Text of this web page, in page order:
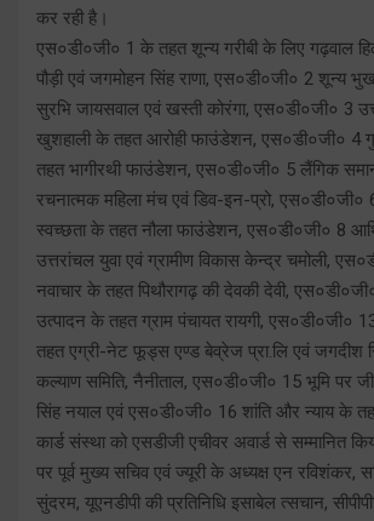
कर रही है।
एस०डी०जी० 1 के तहत शून्य गरीबी के लिए गढ़वाल
पौड़ी एवं जगमोहन सिंह राणा, एस०डी०जी० 2 शून्य
सुरभि जायसवाल एवं खस्ती कोरंगा, एस०डी०जी० 3
खुशहाली के तहत आरोही फाउंडेशन, एस०डी०जी० 4
तहत भागीरथी फाउंडेशन, एस०डी०जी० 5 लैंगिक
रचनात्मक महिला मंच एवं डिव-इन-प्रो, एस०डी०जी०
स्वच्छता के तहत नौला फाउंडेशन, एस०डी०जी० 8
उत्तरांचल युवा एवं ग्रामीण विकास केन्द्र चमोली,
नवाचार के तहत पिथौरागढ़ की देवकी देवी,
उत्पादन के तहत ग्राम पंचायत रायगी, एस०डी०जी०
तहत एग्री-नेट फूड्स एण्ड बेव्रेज प्रा.लि एवं जगदीश
कल्याण समिति, नैनीताल, एस०डी०जी० 15 भूमि पर
सिंह नयाल एवं एस०डी०जी० 16 शांति और न्याय के
कार्ड संस्था को एसडीजी एचीवर अवार्ड से सम्मानित
पर पूर्व मुख्य सचिव एवं ज्यूरी के अध्यक्ष एन रविशंकर,
सुंदरम, यूएनडीपी की प्रतिनिधि इसाबेल त्सचान,